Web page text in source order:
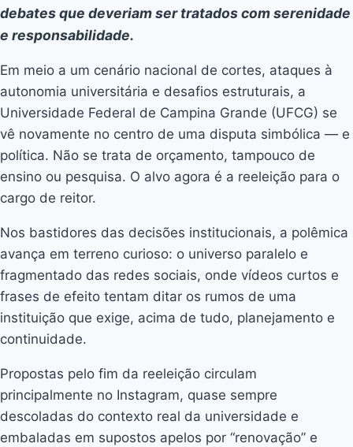
debates que deveriam ser tratados com serenidade
e responsabilidade.
Em meio a um cenário nacional de cortes, ataques à
autonomia universitária e desafios estruturais, a
Universidade Federal de Campina Grande (UFCG) se
vê novamente no centro de uma disputa simbólica — e
política. Não se trata de orçamento, tampouco de
ensino ou pesquisa. O alvo agora é a reeleição para o
cargo de reitor.
Nos bastidores das decisões institucionais, a polêmica
avança em terreno curioso: o universo paralelo e
fragmentado das redes sociais, onde vídeos curtos e
frases de efeito tentam ditar os rumos de uma
instituição que exige, acima de tudo, planejamento e
continuidade.
Propostas pelo fim da reeleição circulam
principalmente no Instagram, quase sempre
descoladas do contexto real da universidade e
embaladas em supostos apelos por “renovação” e